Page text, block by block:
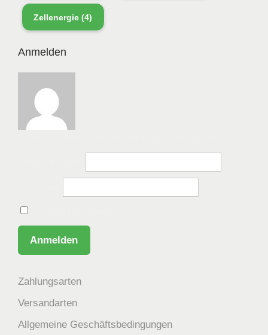
Zellenergie (4)
Anmelden
Zahlungsarten
Versandarten
Allgemeine Geschäftsbedingungen